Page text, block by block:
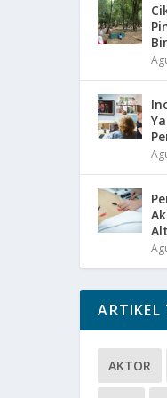
ARTIKEL
AKTOR